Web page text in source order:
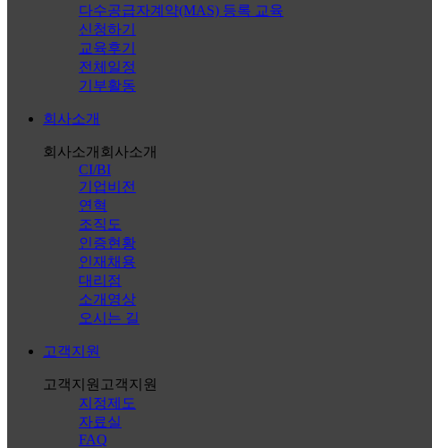
다수공급자계약(MAS) 등록 교육
신청하기
교육후기
전체일정
기부활동
회사소개
회사소개 회사소개
CI/BI
기업비전
연혁
조직도
인증현황
인재채용
대리점
소개영상
오시는 길
고객지원
고객지원 고객지원
지정제도
자료실
FAQ